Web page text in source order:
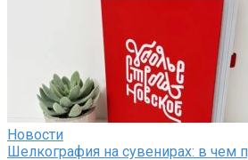
Новости
Шелкография на сувенирах: в чем